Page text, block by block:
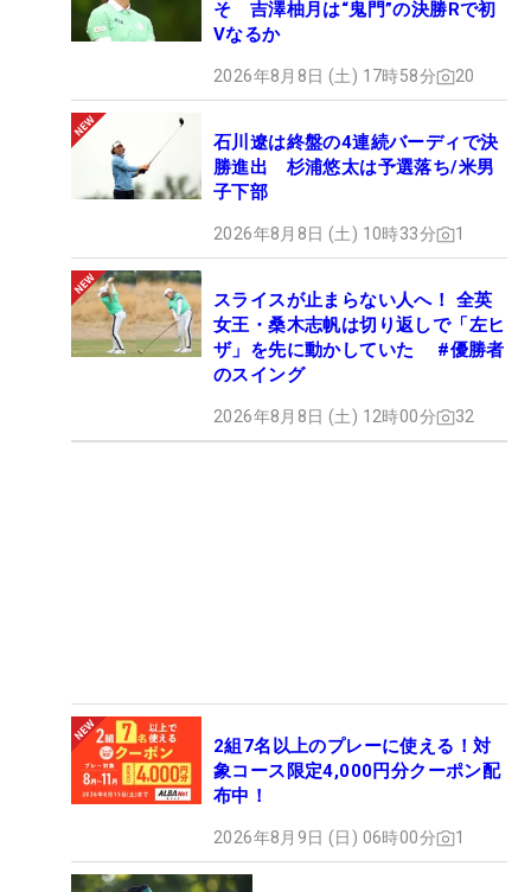
そ 吉澤柚月は“鬼門”の決勝Rで初
Vなるか
2026年8月8日 (土) 17時58分 20
石川遼は終盤の4連続バーディで決
勝進出 杉浦悠太は予選落ち/米男
子下部
2026年8月8日 (土) 10時33分 1
スライスが止まらない人へ！ 全英
女王・桑木志帆は切り返しで「左ヒ
ザ」を先に動かしていた #優勝者
のスイング
2026年8月8日 (土) 12時00分 32
2組7名以上のプレーに使える！対
象コース限定4,000円分クーポン配
布中！
2026年8月9日 (日) 06時00分 1